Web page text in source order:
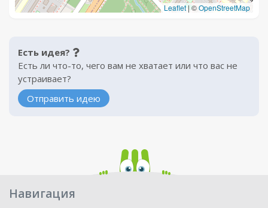
Leaflet |©OpenStreetMap
Есть идея?
Есть ли что-то, чего вам не хватает или что вас не
устраивает?
Отправить идею
Навигация